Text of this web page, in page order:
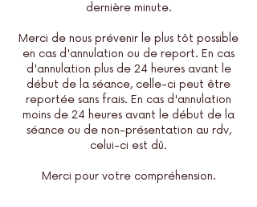
dernière minute.
Merci de nous prévenir le plus tôt possible
en cas d'annulation ou de report. En cas
d'annulation plus de 24 heures avant le
début de la séance, celle-ci peut être
reportée sans frais. En cas d'annulation
moins de 24 heures avant le début de la
séance ou de non-présentation au rdv,
celui-ci est dû.
Merci pour votre compréhension.